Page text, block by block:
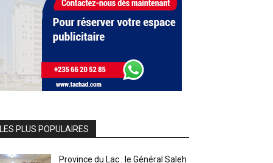
LES PLUS POPULAIRES
Province du Lac : le Général Saleh